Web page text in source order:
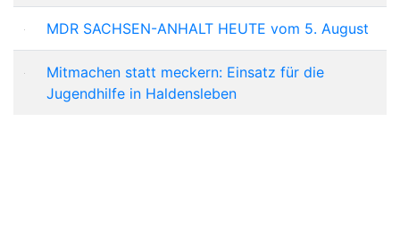
MDR SACHSEN-ANHALT HEUTE vom 5. August
Mitmachen statt meckern: Einsatz für die
Jugendhilfe in Haldensleben